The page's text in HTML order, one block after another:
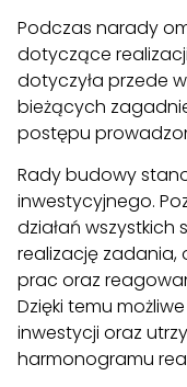
Podczas narady
dotyczące
dotyczyła przede
bieżących
postępu
Rady budowy
inwestycyjnego.
działań
realizację
prac oraz
Dzięki temu
inwestycji oraz
harmonogramu